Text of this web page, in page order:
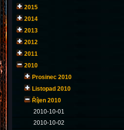
2015
2014
2013
2012
2011
2010
Prosinec 2010
Listopad 2010
Říjen 2010
2010-10-01
2010-10-02